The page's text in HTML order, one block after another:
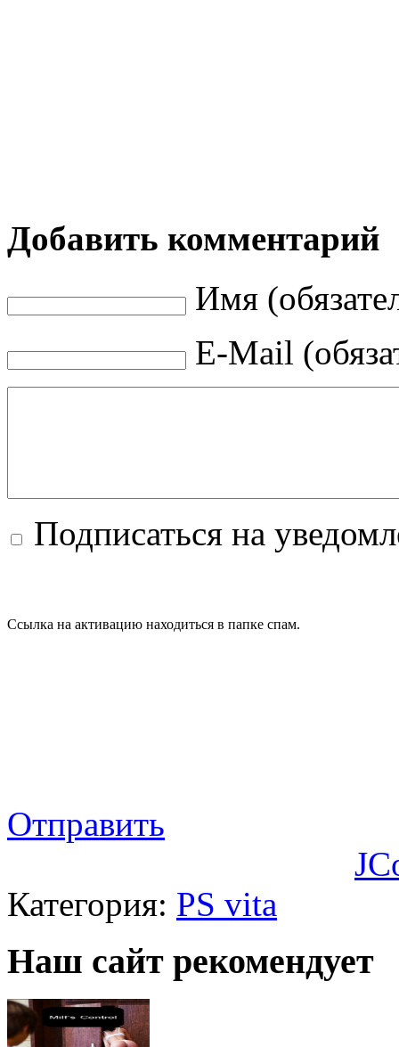
Добавить комментарий
Имя
E-Mail
Подписаться на
Ссылка на активацию находиться в папке спам.
Отправить
Категория: PS vita
Наш сайт рекомендует